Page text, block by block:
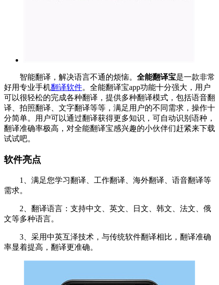
智能翻译，解决语言不通的烦恼。 全能翻译宝是一款非常
好用专业手机翻译软件。全能翻译宝app功能十分强大，用户
可以很轻松的完成各种翻译，提供多种翻译模式，包括语音翻
译、拍照翻译、文字翻译等等，满足用户的不同需求，操作十
分简单。用户可以通过翻译获得更多知识，可自动识别语种，
翻译准确率极高，对全能翻译宝感兴趣的小伙伴们赶紧来下载
试试吧。
软件亮点
1、满足您学习翻译、工作翻译、海外翻译、语音翻译等
需求。
2、翻译语言：支持中文、英文、日文、韩文、法文、俄
文等多种语言。
3、采用中英互泽技术，与传统软件翻译相比，翻译准确
率显着提高，翻译更准确。